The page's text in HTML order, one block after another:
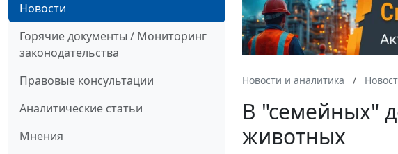
Новости
Горячие документы / Мониторинг
законодательства
Правовые консультации
Аналитические статьи
Мнения
Новости и аналитика
В "семейных"
животных